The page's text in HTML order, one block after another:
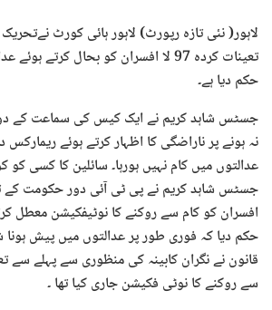
لاہور( نئی تازہ رپورٹ) لاہور ہائی کورٹ
تعینات کردہ 97 لا افسران کو بحال
حکم دیا ہے۔
جسٹس شاہد کریم نے ایک کیس کی سماعت کے
عدالتوں میں کام نہیں ہورہا۔ سائلین کا کسی کو
افسران کو کام سے روکنے کا نوٹیفکیشن معطل
حکم دیا کہ فوری طور پر عدالتوں میں پیش
قانون نے نگران کابینہ کی منظوری سے پہلے سے
سے روکنے کا نوٹی فکیشن جاری کیا تھا ۔